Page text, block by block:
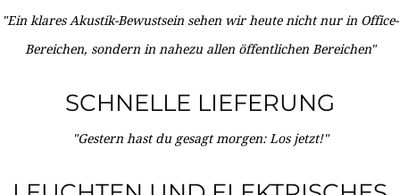
"Ein klares Akustik-Bewustsein sehen wir heute nicht nur in Office-
Bereichen, sondern in nahezu allen öffentlichen Bereichen"
SCHNELLE LIEFERUNG
"Gestern hast du gesagt morgen: Los jetzt!"